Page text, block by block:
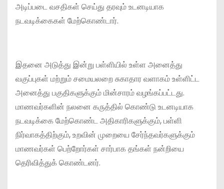
அடிப்படை வசதிகள் செய்து தரவும் உடனடியாக
நடவடிக்கைகள் மேற்கொண்டார்.
இதனை அடுத்து இன்று பள்ளியில் உள்ள அனைத்து
வகுப்புகள் மற்றும் சமையலறை சுகாதார வளாகம் உள்ளிட்ட
அனைத்து பகுதிகளுக்கும் மின்சாரம் வழங்கப்பட்டது.
மாணவர்களின் நலனை கருத்தில் கொண்டு உடனடியாக
நடவடிக்கை மேற்கொண்ட அதிகாரிகளுக்கும், பள்ளி
நிர்வாகத்திற்கும், உறவின் முறையை சேர்ந்தவர்களுக்கும்
மாணவர்கள் பெற்றோர்கள் சார்பாக தங்கள் நன்றியை
தெரிவித்துக் கொண்டனர்.